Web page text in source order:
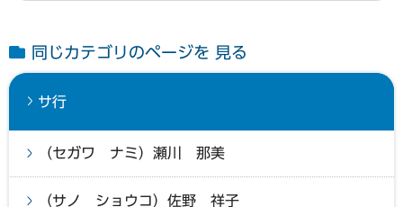
同じカテゴリのページを 見る
サ行
（セガワ ナミ）瀬川 那美
（サノ ショウコ）佐野 祥子